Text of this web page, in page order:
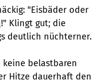
"Eisbäder oder
!" Klingt gut; die
deutlich nüchterner.
belastbaren
Hitze dauerhaft den